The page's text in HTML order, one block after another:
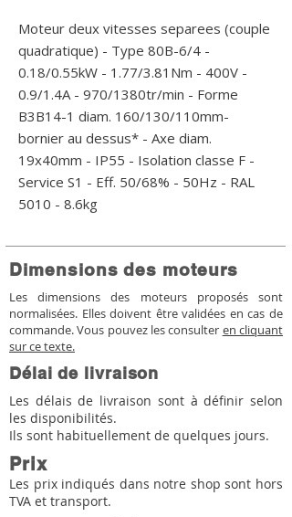
Moteur deux vitesses separees (couple
quadratique) - Type 80B-6/4 -
0.18/0.55kW - 1.77/3.81Nm - 400V -
0.9/1.4A - 970/1380tr/min - Forme
B3B14-1 diam. 160/130/110mm-
bornier au dessus* - Axe diam.
19x40mm - IP55 - Isolation classe F -
Service S1 - Eff. 50/68% - 50Hz - RAL
5010 - 8.6kg
Dimensions des moteurs
Les dimensions des moteurs proposés sont
normalisées. Elles doivent être validées en cas de
commande. Vous pouvez les consulter en cliquant
sur ce texte.
Délai de livraison
Les délais de livraison sont à définir selon
les disponibilités.
Ils sont habituellement de quelques jours.
Prix
Les prix indiqués dans notre shop sont hors
TVA et transport.